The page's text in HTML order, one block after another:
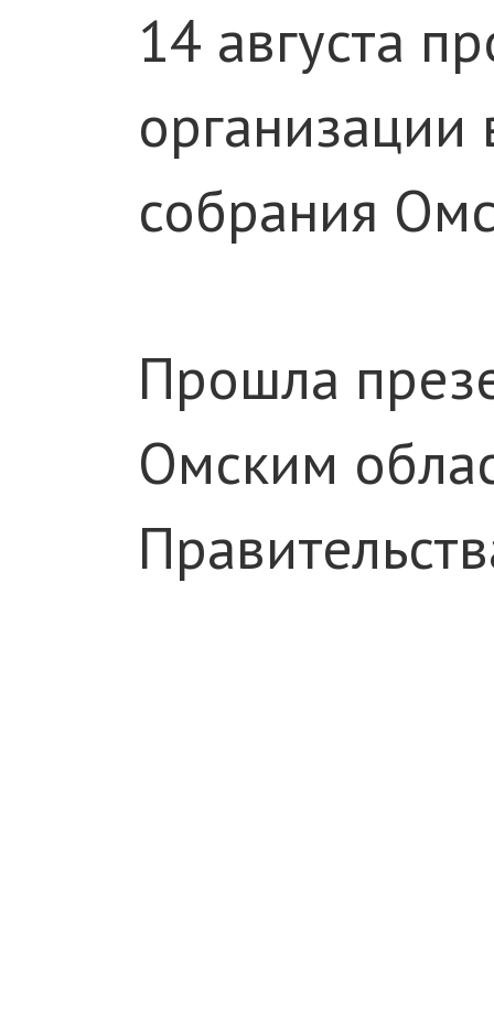
14 августа
организации
собрания
Прошла
Омским